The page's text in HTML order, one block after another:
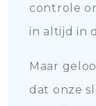
controle
in altijd in
Maar
dat onze